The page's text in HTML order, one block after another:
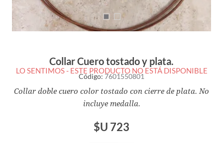
LO SENTIMOS - ESTE PRODUCTO NO ESTÁ DISPONIBLE
Collar Cuero tostado y plata.
Código:7601550801
Collar doble cuero color tostado con cierre de plata. No
incluye medalla.
$U 723